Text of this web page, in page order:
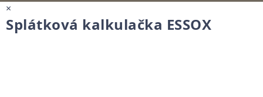
×
Splátková kalkulačka ESSOX